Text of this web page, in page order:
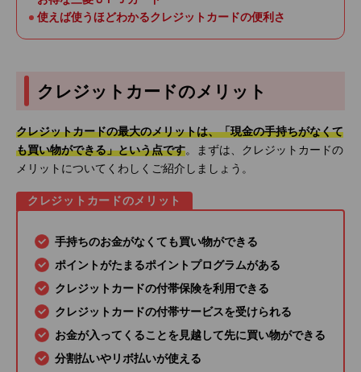
使えば使うほどわかるクレジットカードの便利さ
クレジットカードのメリット
クレジットカードの最大のメリットは、「現金の手持ちがなくて
も買い物ができる」という点です。まずは、クレジットカードの
メリットについてくわしくご紹介しましょう。
クレジットカードのメリット
手持ちのお金がなくても買い物ができる
ポイントがたまるポイントプログラムがある
クレジットカードの付帯保険を利用できる
クレジットカードの付帯サービスを受けられる
お金が入ってくることを見越して先に買い物ができる
分割払いやリボ払いが使える